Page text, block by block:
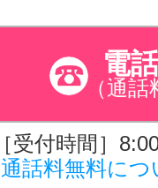
電
（通話
［受付時間］
通話料無料につ